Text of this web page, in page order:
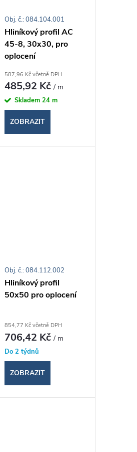
Hliníkový profil AC
45-8, 30x30, pro
oplocení
587,96 Kč včetně DPH
485,92 Kč/ m
Skladem24 m
ZOBRAZIT
Obj. č.: 084.104.001
Hliníkový profil
50x50 pro oplocení
854,77 Kč včetně DPH
706,42 Kč/ m
Do 2 týdnů
ZOBRAZIT
Obj. č.: 084.112.002